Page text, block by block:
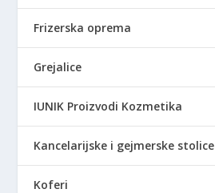
Frizerska oprema
Grejalice
IUNIK Proizvodi Kozmetika
Kancelarijske i gejmerske stolice
Koferi